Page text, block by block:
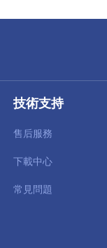
技術支持
售后服務
下載中心
常見問題